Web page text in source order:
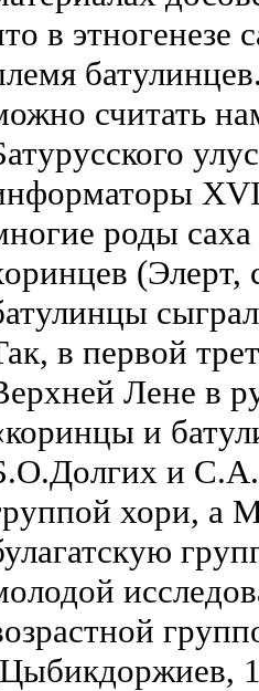
в этногенезе
считать
роды
в первой
Лене в
и
и
хори, а